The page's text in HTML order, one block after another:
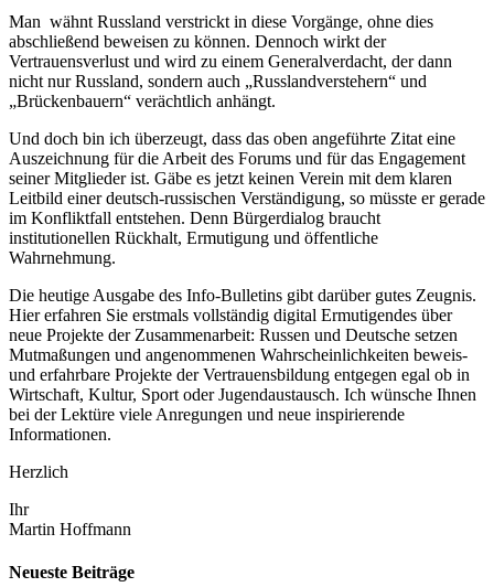
Man wähnt Russland verstrickt in diese Vorgänge, ohne dies
abschließend beweisen zu können. Dennoch wirkt der
Vertrauensverlust und wird zu einem Generalverdacht, der dann
nicht nur Russland, sondern auch „Russlandverstehern“ und
„Brückenbauern“ verächtlich anhängt.
Und doch bin ich überzeugt, dass das oben angeführte Zitat eine
Auszeichnung für die Arbeit des Forums und für das Engagement
seiner Mitglieder ist. Gäbe es jetzt keinen Verein mit dem klaren
Leitbild einer deutsch-russischen Verständigung, so müsste er gerade
im Konfliktfall entstehen. Denn Bürgerdialog braucht
institutionellen Rückhalt, Ermutigung und öffentliche
Wahrnehmung.
Die heutige Ausgabe des Info-Bulletins gibt darüber gutes Zeugnis.
Hier erfahren Sie erstmals vollständig digital Ermutigendes über
neue Projekte der Zusammenarbeit: Russen und Deutsche setzen
Mutmaßungen und angenommenen Wahrscheinlichkeiten beweis-
und erfahrbare Projekte der Vertrauensbildung entgegen egal ob in
Wirtschaft, Kultur, Sport oder Jugendaustausch. Ich wünsche Ihnen
bei der Lektüre viele Anregungen und neue inspirierende
Informationen.
Herzlich
Ihr
Martin Hoffmann
Neueste Beiträge